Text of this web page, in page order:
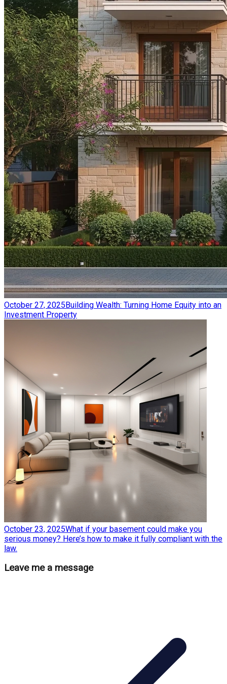
October 27, 2025Building Wealth: Turning Home Equity into an
Investment Property
October 23, 2025What if your basement could make you
serious money? Here’s how to make it fully compliant with the
law.
Leave me a message